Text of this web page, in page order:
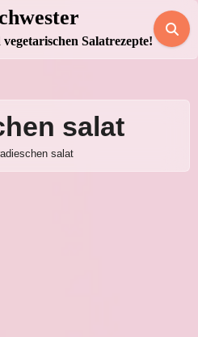
Salatrezepte!
salat
salat